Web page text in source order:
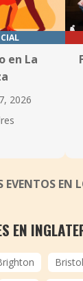
en La
2026
EVENTOS EN
EN
Bristol